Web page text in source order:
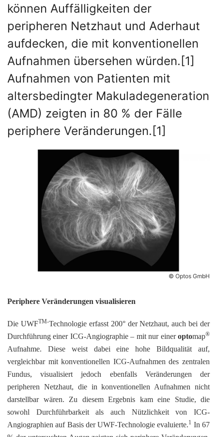
können Auffälligkeiten der
peripheren Netzhaut und Aderhaut
aufdecken, die mit konventionellen
Aufnahmen übersehen würden.[1]
Aufnahmen von Patienten mit
altersbedingter Makuladegeneration
(AMD) zeigten in 80 % der Fälle
periphere Veränderungen.[1]
© Optos GmbH
Periphere Veränderungen visualisieren
Die UWFTM-Technologie erfasst 200° der Netzhaut, auch bei der
Durchführung einer ICG-Angiographie – mit nur eineroptomap®
Aufnahme. Diese weist dabei eine hohe Bildqualität auf,
vergleichbar mit konventionellen ICG-Aufnahmen des zentralen
Fundus, visualisiert jedoch ebenfalls Veränderungen der
peripheren Netzhaut, die in konventionellen Aufnahmen nicht
darstellbar wären. Zu diesem Ergebnis kam eine Studie, die
sowohl Durchführbarkeit als auch Nützlichkeit von ICG-
Angiographien auf Basis der UWF-Technologie evaluierte.1 In 67